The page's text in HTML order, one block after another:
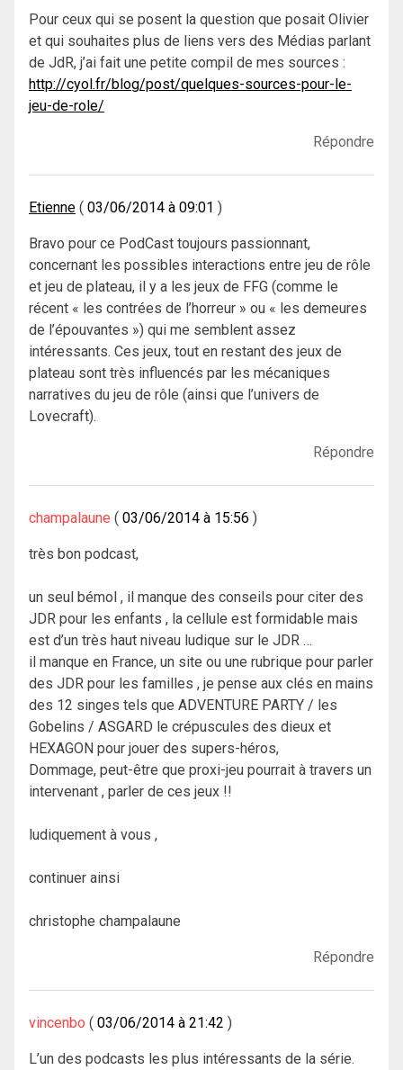
Pour ceux qui se posent la question que posait Olivier
et qui souhaites plus de liens vers des Médias parlant
de JdR, j’ai fait une petite compil de mes sources :
http://cyol.fr/blog/post/quelques-sources-pour-le-
jeu-de-role/
Répondre
Etienne 03/06/2014 à 09:01
Bravo pour ce PodCast toujours passionnant,
concernant les possibles interactions entre jeu de rôle
et jeu de plateau, il y a les jeux de FFG (comme le
récent « les contrées de l’horreur » ou « les demeures
de l’épouvantes ») qui me semblent assez
intéressants. Ces jeux, tout en restant des jeux de
plateau sont très influencés par les mécaniques
narratives du jeu de rôle (ainsi que l’univers de
Lovecraft).
Répondre
champalaune 03/06/2014 à 15:56
très bon podcast,
un seul bémol , il manque des conseils pour citer des
JDR pour les enfants , la cellule est formidable mais
est d’un très haut niveau ludique sur le JDR …
il manque en France, un site ou une rubrique pour parler
des JDR pour les familles , je pense aux clés en mains
des 12 singes tels que ADVENTURE PARTY / les
Gobelins / ASGARD le crépuscules des dieux et
HEXAGON pour jouer des supers-héros,
Dommage, peut-être que proxi-jeu pourrait à travers un
intervenant , parler de ces jeux !!
ludiquement à vous ,
continuer ainsi
christophe champalaune
Répondre
vincenbo 03/06/2014 à 21:42
L’un des podcasts les plus intéressants de la série.